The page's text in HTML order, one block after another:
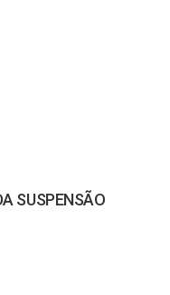
SUSPENSÃO